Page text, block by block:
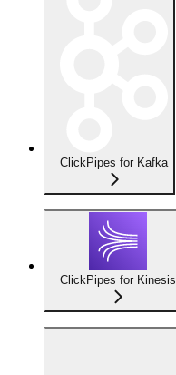
ClickPipes for Kafka
ClickPipes for Kinesis